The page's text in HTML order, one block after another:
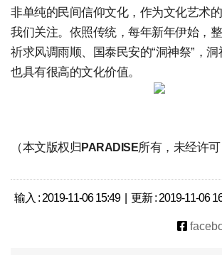
非单纯的民间信仰文化，作为文化艺术
我们关注。依照传统，每年新年伊始，
祈求风调雨顺、国泰民安的“洞神祭”，
也具有很高的文化价值。
（本文版权归 PARADISE所有，未经许可
输入 : 2019-11-06 15:49 | 更新 : 2019-11-06